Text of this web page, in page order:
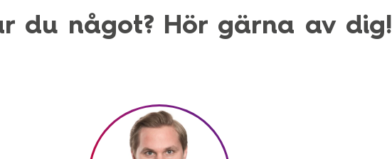
du något? Hör gärna av dig!